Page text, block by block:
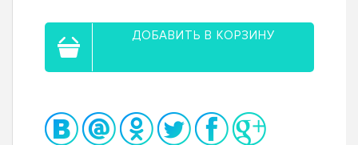
ДОБАВИТЬ В КОРЗИНУ